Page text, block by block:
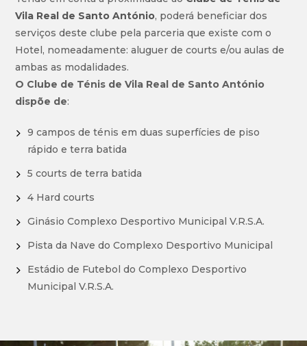
Vila Real de Santo António, poderá beneficiar dos
serviços deste clube pela parceria que existe com o
Hotel, nomeadamente: aluguer de courts e/ou aulas de
ambas as modalidades.
O Clube de Ténis de Vila Real de Santo António
dispõe de:
9 campos de ténis em duas superfícies de piso
rápido e terra batida
5 courts de terra batida
4 Hard courts
Ginásio Complexo Desportivo Municipal V.R.S.A.
Pista da Nave do Complexo Desportivo Municipal
Estádio de Futebol do Complexo Desportivo
Municipal V.R.S.A.